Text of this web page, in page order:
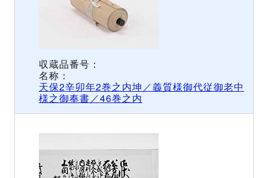
天保2辛卯年2巻之内坤／義質様御代従御老中
様之御奉書／46巻之内